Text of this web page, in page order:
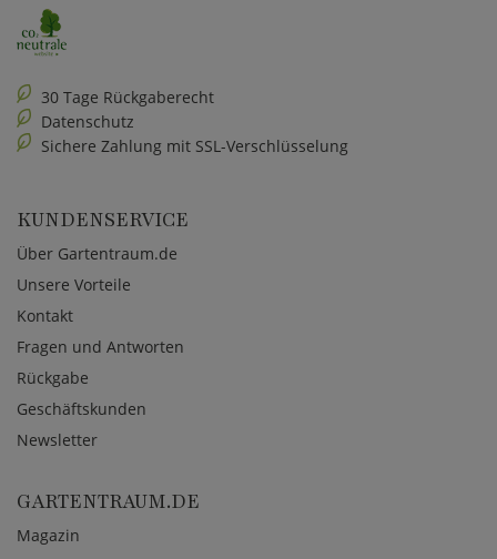
30 Tage Rückgaberecht
Datenschutz
Sichere Zahlung mit SSL-Verschlüsselung
KUNDENSERVICE
Über Gartentraum.de
Unsere Vorteile
Kontakt
Fragen und Antworten
Rückgabe
Geschäftskunden
Newsletter
GARTENTRAUM.DE
Magazin